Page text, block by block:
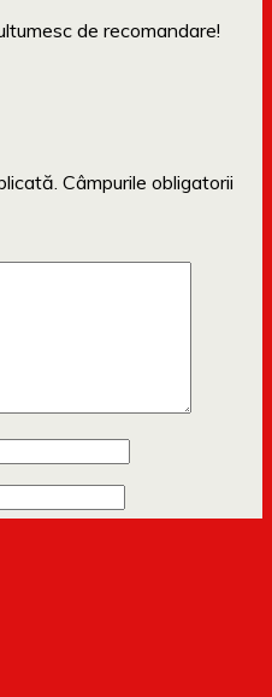
de recomandare!
Câmpurile obligatorii